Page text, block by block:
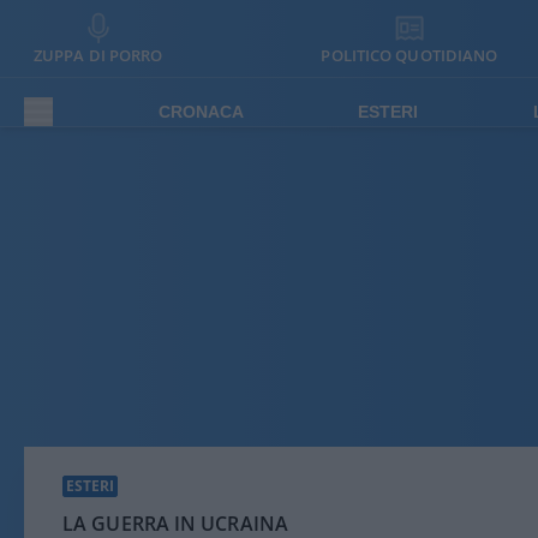
ZUPPA DI PORRO POLITICO QUOTIDIANO
CRONACA ESTERI
ESTERI
LA GUERRA IN UCRAINA